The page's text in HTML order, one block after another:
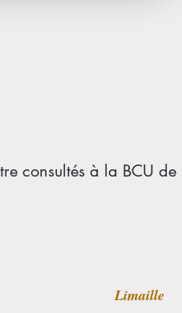
consultés à la BCU de
Limaille